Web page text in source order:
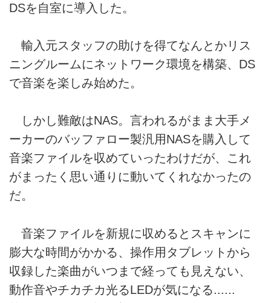
DSを自室に導入した。
輸入元スタッフの助けを得てなんとかリス
ニングルームにネットワーク環境を構築、DS
で音楽を楽しみ始めた。
しかし難敵はNAS。言われるがまま大手メ
ーカーのバッファロー製汎用NASを購入して
音楽ファイルを収めていったわけだが、これ
がまったく思い通りに動いてくれなかったの
だ。
音楽ファイルを新規に収めるとスキャンに
膨大な時間がかかる、操作用タブレットから
収録した楽曲がいつまで経っても見えない、
動作音やチカチカ光るLEDが気になる......